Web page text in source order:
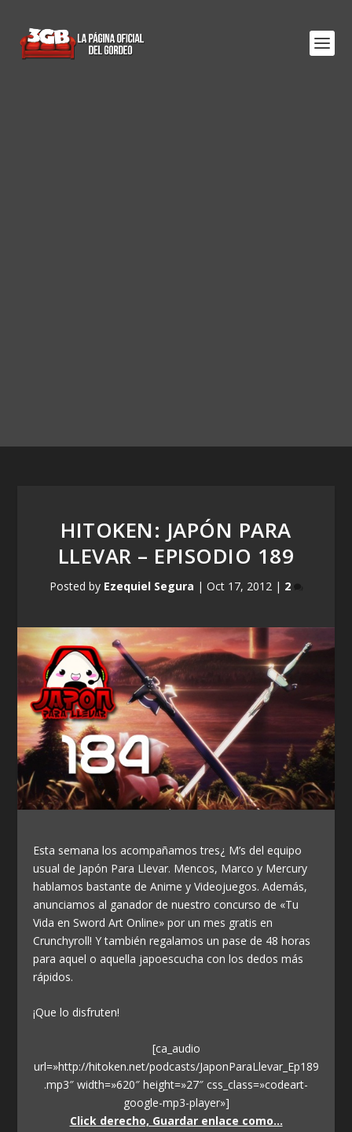
HITOKEN: JAPÓN PARA
LLEVAR – EPISODIO 189
Posted by Ezequiel Segura | Oct 17, 2012| 2
Esta semana los acompañamos tres¿ M’s del equipo
usual de Japón Para Llevar. Mencos, Marco y Mercury
hablamos bastante de Anime y Videojuegos. Además,
anunciamos al ganador de nuestro concurso de «Tu
Vida en Sword Art Online» por un mes gratis en
Crunchyroll! Y también regalamos un pase de 48 horas
para aquel o aquella japoescucha con los dedos más
rápidos.
¡Que lo disfruten!
[ca_audio
url=»http://hitoken.net/podcasts/JaponParaLlevar_Ep189
.mp3″ width=»620″ height=»27″ css_class=»codeart-
google-mp3-player»]
Click derecho, Guardar enlace como…